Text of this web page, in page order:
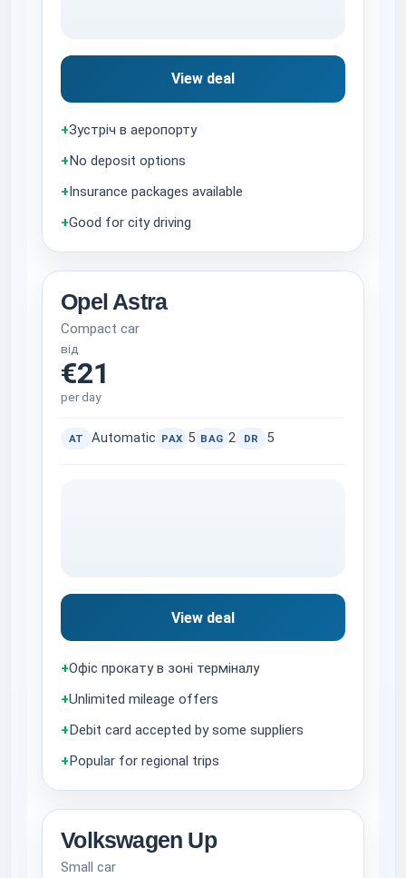
View deal
+Зустріч в аеропорту
+No deposit options
+Insurance packages available
+Good for city driving
Opel Astra
Compact car
від
€21
per day
AT Automatic PAX 5 BAG 2 DR 5
View deal
+Офіс прокату в зоні терміналу
+Unlimited mileage offers
+Debit card accepted by some suppliers
+Popular for regional trips
Volkswagen Up
Small car